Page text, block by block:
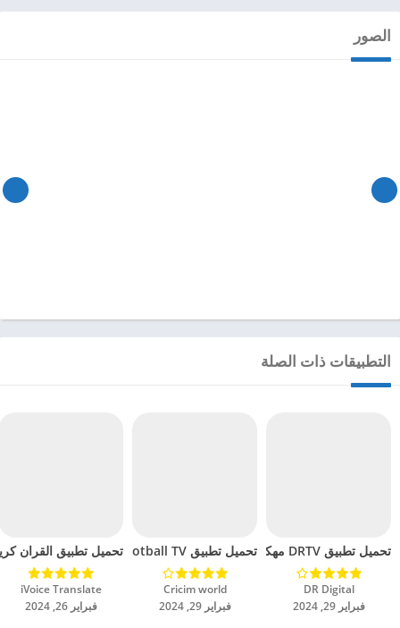
الصور
التطبيقات ذات الصلة
تحميل تطبيق DRTV مهكر للاندرويد 2024
DR Digital‏
فبراير 29, 2024
تحميل تطبيق Live Football TV مهكر للاندرويد 2024
Cricim world‏
فبراير 29, 2024
تحميل تطبيق القران كريم
iVoice Translate‏
فبراير 26, 2024